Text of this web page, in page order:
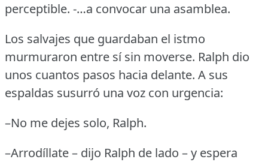
perceptible. -…a convocar una asamblea.
Los salvajes que guardaban el istmo
murmuraron entre sí sin moverse. Ralph dio
unos cuantos pasos hacia delante. A sus
espaldas susurró una voz con urgencia:
–No me dejes solo, Ralph.
–Arrodíllate – dijo Ralph de lado – y espera